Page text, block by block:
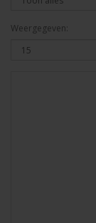
Weergegeven: